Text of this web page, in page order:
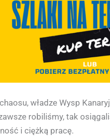
władze Wysp
robiliśmy, tak
i ciężką pracę.